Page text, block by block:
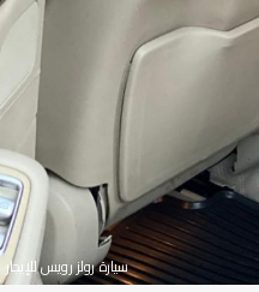
سيارة رولز رويس للإيجار